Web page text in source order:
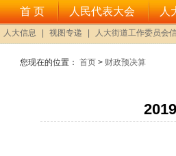
您现在的位置： 首页 > 财政预决算